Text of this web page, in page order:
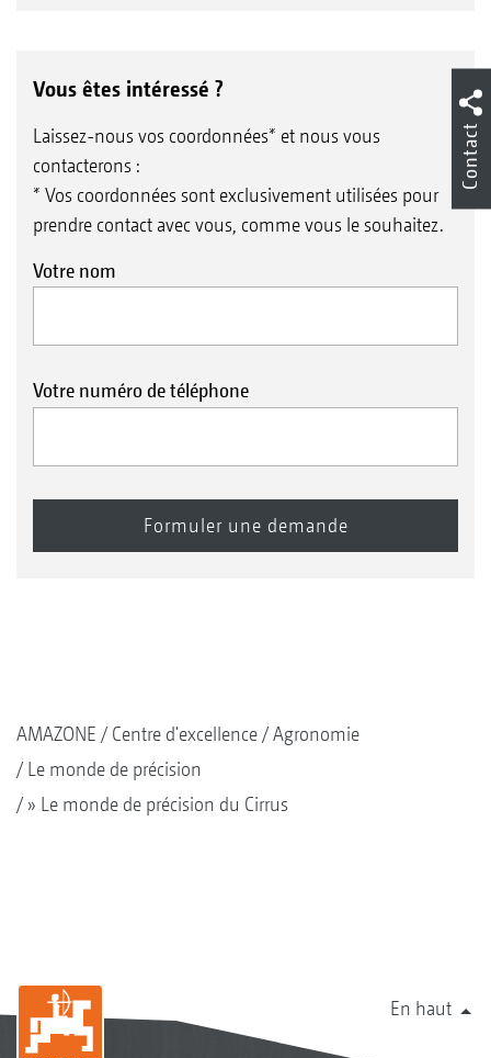
Vous êtes intéressé ?
Laissez-nous vos coordonnées* et nous vous
contacterons :
* Vos coordonnées sont exclusivement utilisées pour
prendre contact avec vous, comme vous le souhaitez.
Votre nom
Votre numéro de téléphone
AMAZONE Centre d'excellence
Agronomie
Le monde de précision
» Le monde de précision du Cirrus
En haut
Contact